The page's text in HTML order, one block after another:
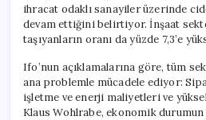
ihracat odaklı sanayiler üzerinde
devam ettiğini belirtiyor. İnşaat
taşıyanların oranı da yüzde 7,3’e
Ifo’nun açıklamalarına göre, tüm
ana problemle mücadele ediyor:
işletme ve enerji maliyetleri ve
Klaus Wohlrabe, ekonomik